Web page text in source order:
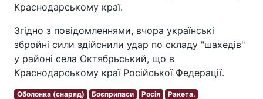
Краснодарському краї.
Згідно з повідомленнями, вчора українські
збройні сили здійснили удар по складу "шахедів"
у районі села Октябрьський, що в
Краснодарському краї Російської Федерації.
Оболонка (снаряд) Боєприпаси Росія
Ракета.